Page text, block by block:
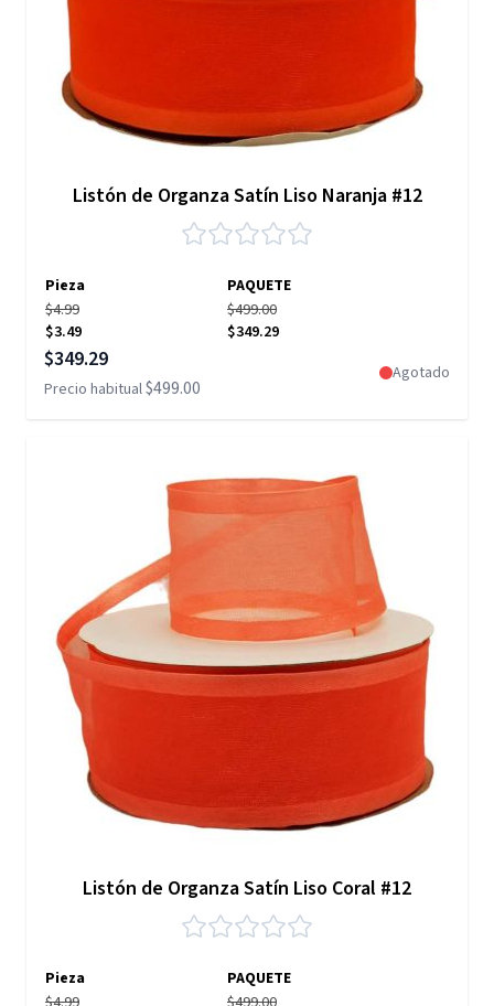
Listón de Organza Satín Liso Naranja #12
Pieza
PAQUETE
$4.99
$3.49
$499.00
$349.29
Precio especial
$349.29
Precio habitual$499.00
Agotado
Listón de Organza Satín Liso Coral #12
Pieza
PAQUETE